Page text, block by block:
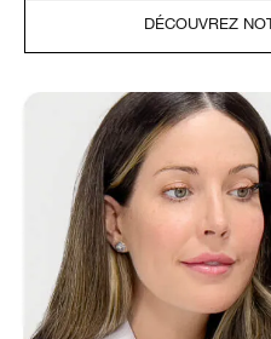
DÉCOUVREZ